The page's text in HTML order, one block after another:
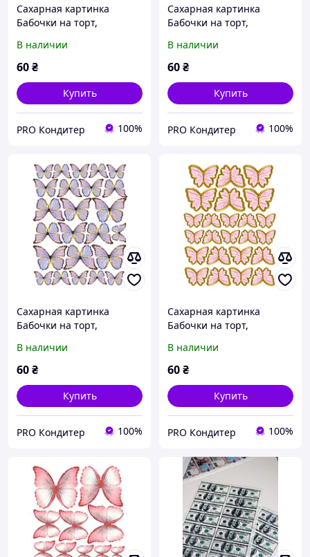
Сахарная картинка
Бабочки на торт,
декора
В наличии
60₴
Купить
PRO Кондитер 100%
Сахарная картинка
Бабочки на торт,
декора
В наличии
60₴
Купить
PRO Кондитер 100%
Сахарная картинка
Бабочки на торт,
декора
В наличии
60₴
Купить
PRO Кондитер 100%
Сахарная картинка
Бабочки на торт,
декора
В наличии
60₴
Купить
PRO Кондитер 100%